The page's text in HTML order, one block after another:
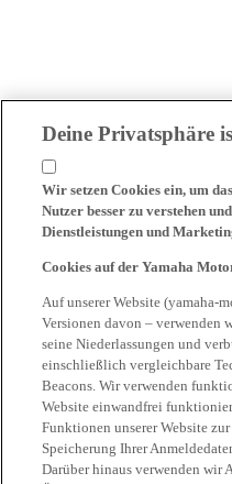
Deine Privatsphäre
Wir setzen Cookies ein, um
Nutzer besser zu verstehen
Dienstleistungen und
Cookies auf der Yamaha
Auf unserer Website (yamaha-
Versionen davon – verwenden
seine Niederlassungen und
einschließlich vergleichbare
Beacons. Wir verwenden
Website einwandfrei
Funktionen unserer Website
Speicherung Ihrer
Darüber hinaus verwenden wir